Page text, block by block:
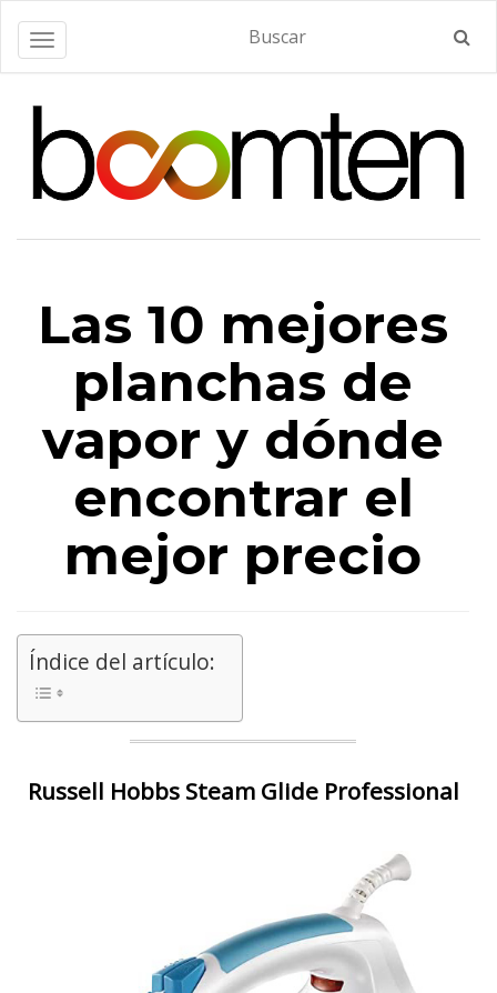
Alternar navegación
Las 10 mejores
planchas de
vapor y dónde
encontrar el
mejor precio
Índice del artículo:
Russell Hobbs Steam Glide Professional